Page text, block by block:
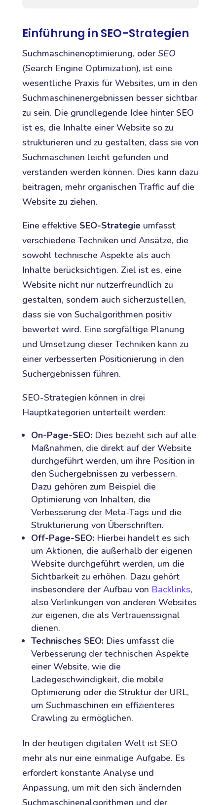
Einführung in SEO-Strategien
Suchmaschinenoptimierung, oderSEO
(Search Engine Optimization), ist eine
wesentliche Praxis für Websites, um in den
Suchmaschinenergebnissen besser sichtbar
zu sein. Die grundlegende Idee hinter SEO
ist es, die Inhalte einer Website so zu
strukturieren und zu gestalten, dass sie von
Suchmaschinen leicht gefunden und
verstanden werden können. Dies kann dazu
beitragen, mehr organischen Traffic auf die
Website zu ziehen.
Eine effektive SEO-Strategieumfasst
verschiedene Techniken und Ansätze, die
sowohl technische Aspekte als auch
Inhalte berücksichtigen. Ziel ist es, eine
Website nicht nur nutzerfreundlich zu
gestalten, sondern auch sicherzustellen,
dass sie von Suchalgorithmen positiv
bewertet wird. Eine sorgfältige Planung
und Umsetzung dieser Techniken kann zu
einer verbesserten Positionierung in den
Suchergebnissen führen.
SEO-Strategien können in drei
Hauptkategorien unterteilt werden:
On-Page-SEO:Dies bezieht sich auf alle
Maßnahmen, die direkt auf der Website
durchgeführt werden, um ihre Position in
den Suchergebnissen zu verbessern.
Dazu gehören zum Beispiel die
Optimierung von Inhalten, die
Verbesserung der Meta-Tags und die
Strukturierung von Überschriften.
Off-Page-SEO:Hierbei handelt es sich
um Aktionen, die außerhalb der eigenen
Website durchgeführt werden, um die
Sichtbarkeit zu erhöhen. Dazu gehört
insbesondere der Aufbau von Backlinks,
also Verlinkungen von anderen Websites
zur eigenen, die als Vertrauenssignal
dienen.
Technisches SEO:Dies umfasst die
Verbesserung der technischen Aspekte
einer Website, wie die
Ladegeschwindigkeit, die mobile
Optimierung oder die Struktur der URL,
um Suchmaschinen ein effizienteres
Crawling zu ermöglichen.
In der heutigen digitalen Welt ist SEO
mehr als nur eine einmalige Aufgabe. Es
erfordert konstante Analyse und
Anpassung, um mit den sich ändernden
Suchmaschinenalgorithmen und der